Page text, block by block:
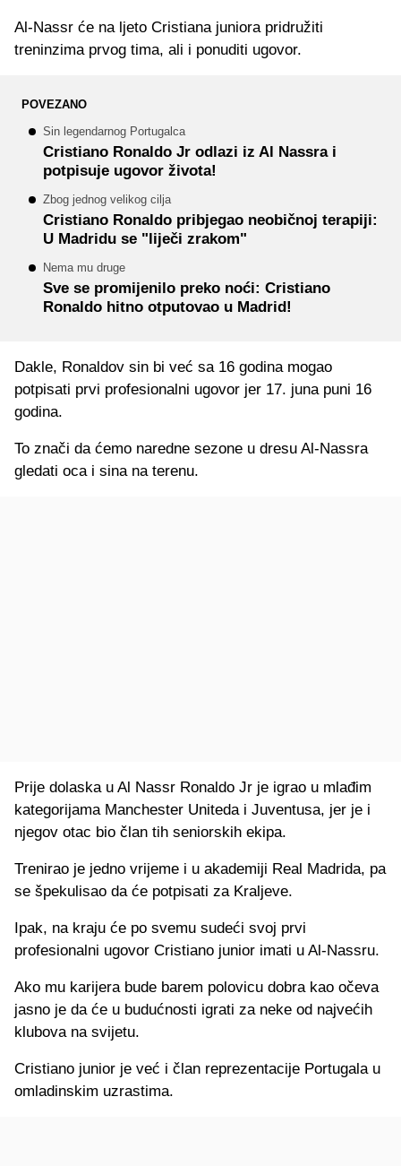
Al-Nassr će na ljeto Cristiana juniora pridružiti
treninzima prvog tima, ali i ponuditi ugovor.
POVEZANO
Sin legendarnog Portugalca
Cristiano Ronaldo Jr odlazi iz Al Nassra i
potpisuje ugovor života!
Zbog jednog velikog cilja
Cristiano Ronaldo pribjegao neobičnoj terapiji:
U Madridu se "liječi zrakom"
Nema mu druge
Sve se promijenilo preko noći: Cristiano
Ronaldo hitno otputovao u Madrid!
Dakle, Ronaldov sin bi već sa 16 godina mogao
potpisati prvi profesionalni ugovor jer 17. juna puni 16
godina.
To znači da ćemo naredne sezone u dresu Al-Nassra
gledati oca i sina na terenu.
Prije dolaska u Al Nassr Ronaldo Jr je igrao u mlađim
kategorijama Manchester Uniteda i Juventusa, jer je i
njegov otac bio član tih seniorskih ekipa.
Trenirao je jedno vrijeme i u akademiji Real Madrida, pa
se špekulisao da će potpisati za Kraljeve.
Ipak, na kraju će po svemu sudeći svoj prvi
profesionalni ugovor Cristiano junior imati u Al-Nassru.
Ako mu karijera bude barem polovicu dobra kao očeva
jasno je da će u budućnosti igrati za neke od najvećih
klubova na svijetu.
Cristiano junior je već i član reprezentacije Portugala u
omladinskim uzrastima.